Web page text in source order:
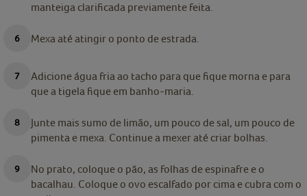
manteiga clarificada previamente feita.
Mexa até atingir o ponto de estrada.
Adicione água fria ao tacho para que fique morna e para
que a tigela fique em banho-maria.
Junte mais sumo de limão, um pouco de sal, um pouco de
pimenta e mexa. Continue a mexer até criar bolhas.
No prato, coloque o pão, as folhas de espinafre e o
bacalhau. Coloque o ovo escalfado por cima e cubra com o